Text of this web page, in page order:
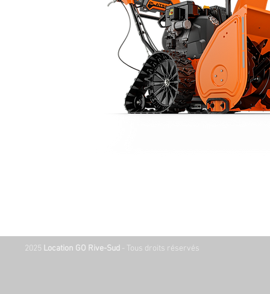
2025 Location GO Rive-Sud - Tous droits réservés